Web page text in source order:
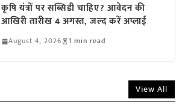
कृषि यंत्रों पर सब्सिडी चाहिए? आवेदन की
आखिरी तारीख 4 अगस्त, जल्द करें अप्लाई
August 4, 2026 1 min read
View All